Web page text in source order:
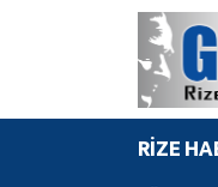
RİZE
BÖLGEMİZ
Merkez
Merkez Hava